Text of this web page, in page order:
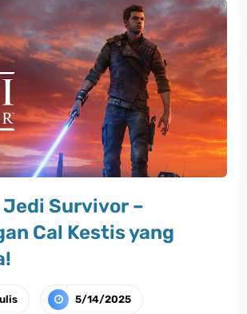
Jedi Survivor –
Cal Kestis yang
5/14/2025